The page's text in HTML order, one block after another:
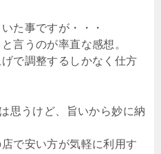
た事ですが・・・
言うのが率直な感想。
で調整するしかなく仕方
思うけど、旨いから妙に納
で安い方が気軽に利用す